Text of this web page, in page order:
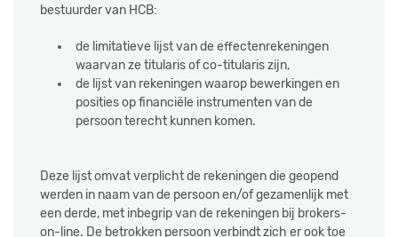
bestuurder van HCB:
de limitatieve lijst van de effectenrekeningen
waarvan ze titularis of co-titularis zijn,
de lijst van rekeningen waarop bewerkingen en
posities op financiële instrumenten van de
persoon terecht kunnen komen.
Deze lijst omvat verplicht de rekeningen die geopend
werden in naam van de persoon en/of gezamenlijk met
een derde, met inbegrip van de rekeningen bij brokers-
on-line. De betrokken persoon verbindt zich er ook toe